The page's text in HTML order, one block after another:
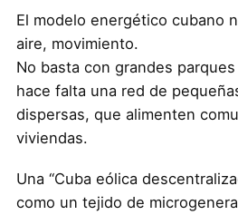
El modelo energético cubano
aire, movimiento.
No basta con grandes
hace falta una red de
dispersas, que alimenten
viviendas.
Una “Cuba eólica
como un tejido de